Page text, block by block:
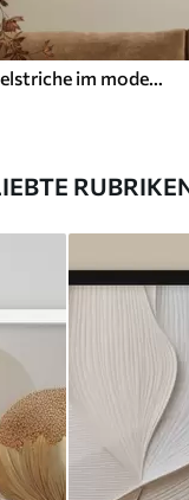
Abstrakte große Pinselstriche im modernen Stil